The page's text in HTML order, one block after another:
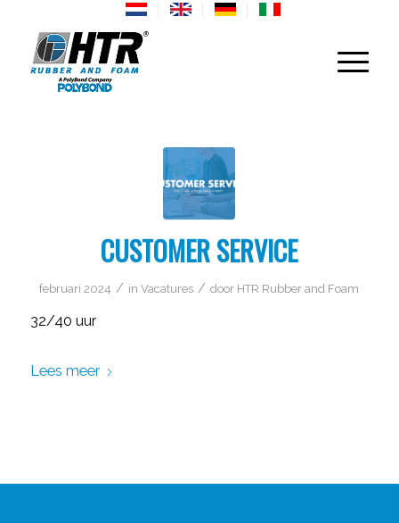
CUSTOMER SERVICE
februari 2024 / inVacatures / door HTR Rubber and Foam
32/40 uur
Lees meer